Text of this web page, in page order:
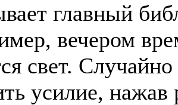
главный
вечером
свет.
усилие,